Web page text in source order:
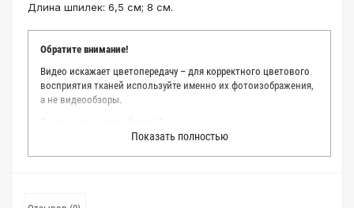
Длина шпилек: 6,5 см; 8 см.
Обратите внимание!
Видео искажает цветопередачу – для корректного цветового
восприятия тканей используйте именно их фотоизображения,
а не видеообзоры.
Мы делаем все возможное, чтобы точно описать цвет каждой
ткани из нашего каталога. Мы осматриваем и фотографируем
Показать полностью